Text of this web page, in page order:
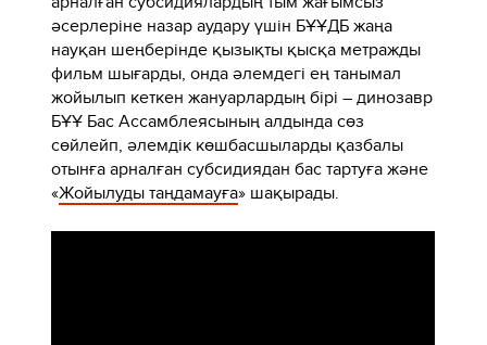
әсерлеріне назар аудару үшін БҰҰДБ жаңа
науқан шеңберінде қызықты қысқа метражды
фильм шығарды, онда әлемдегі ең танымал
жойылып кеткен жануарлардың бірі – динозавр
БҰҰ Бас Ассамблеясының алдында сөз
сөйлейп, әлемдік көшбасшыларды қазбалы
отынға арналған субсидиядан бас тартуға және
«Жойылуды таңдамауға» шақырады.